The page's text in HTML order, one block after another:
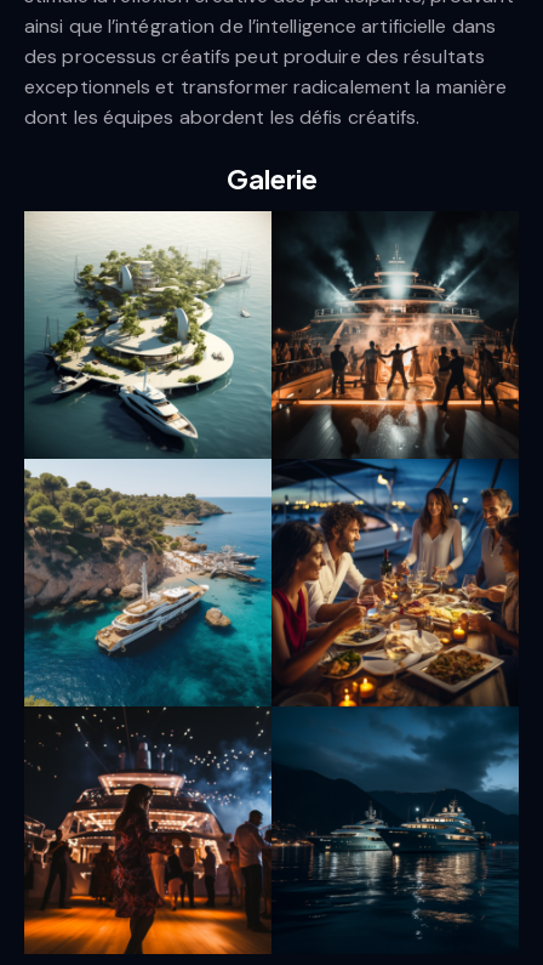
ainsi que l’intégration de l’intelligence artificielle dans
des processus créatifs peut produire des résultats
exceptionnels et transformer radicalement la manière
dont les équipes abordent les défis créatifs.
Galerie